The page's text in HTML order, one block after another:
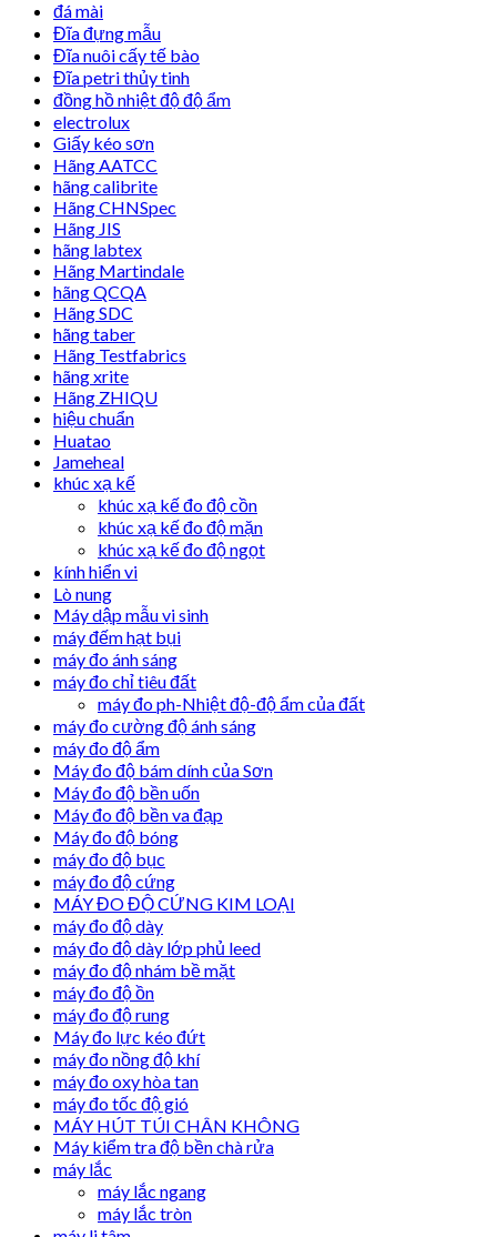
đá mài
Đĩa đựng mẫu
Đĩa nuôi cấy tế bào
Đĩa petri thủy tinh
đồng hồ nhiệt độ độ ẩm
electrolux
Giấy kéo sơn
Hãng AATCC
hãng calibrite
Hãng CHNSpec
Hãng JIS
hãng labtex
Hãng Martindale
hãng QCQA
Hãng SDC
hãng taber
Hãng Testfabrics
hãng xrite
Hãng ZHIQU
hiệu chuẩn
Huatao
Jameheal
khúc xạ kế
khúc xạ kế đo độ cồn
khúc xạ kế đo độ mặn
khúc xạ kế đo độ ngọt
kính hiển vi
Lò nung
Máy dập mẫu vi sinh
máy đếm hạt bụi
máy đo ánh sáng
máy đo chỉ tiêu đất
máy đo ph-Nhiệt độ-độ ẩm của đất
máy đo cường độ ánh sáng
máy đo độ ẩm
Máy đo độ bám dính của Sơn
Máy đo độ bền uốn
Máy đo độ bền va đạp
Máy đo độ bóng
máy đo độ bục
máy đo độ cứng
MÁY ĐO ĐỘ CỨNG KIM LOẠI
máy đo độ dày
máy đo độ dày lớp phủ leed
máy đo độ nhám bề mặt
máy đo độ ồn
máy đo độ rung
Máy đo lực kéo đứt
máy đo nồng độ khí
máy đo oxy hòa tan
máy đo tốc độ gió
MÁY HÚT TÚI CHÂN KHÔNG
Máy kiểm tra độ bền chà rửa
máy lắc
máy lắc ngang
máy lắc tròn